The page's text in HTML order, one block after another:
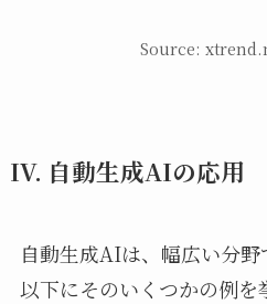
Source:
IV. 自動生成AIの応用
自動生成AIは、幅広い分野
以下にそのいくつかの例を